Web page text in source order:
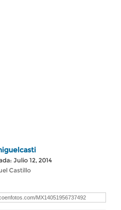
Julio 12, 2014
Castillo